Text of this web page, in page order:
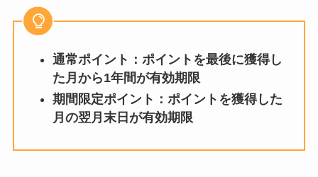
通常ポイント：ポイントを最後に獲得し
た月から1年間が有効期限
期間限定ポイント：ポイントを獲得した
月の翌月末日が有効期限